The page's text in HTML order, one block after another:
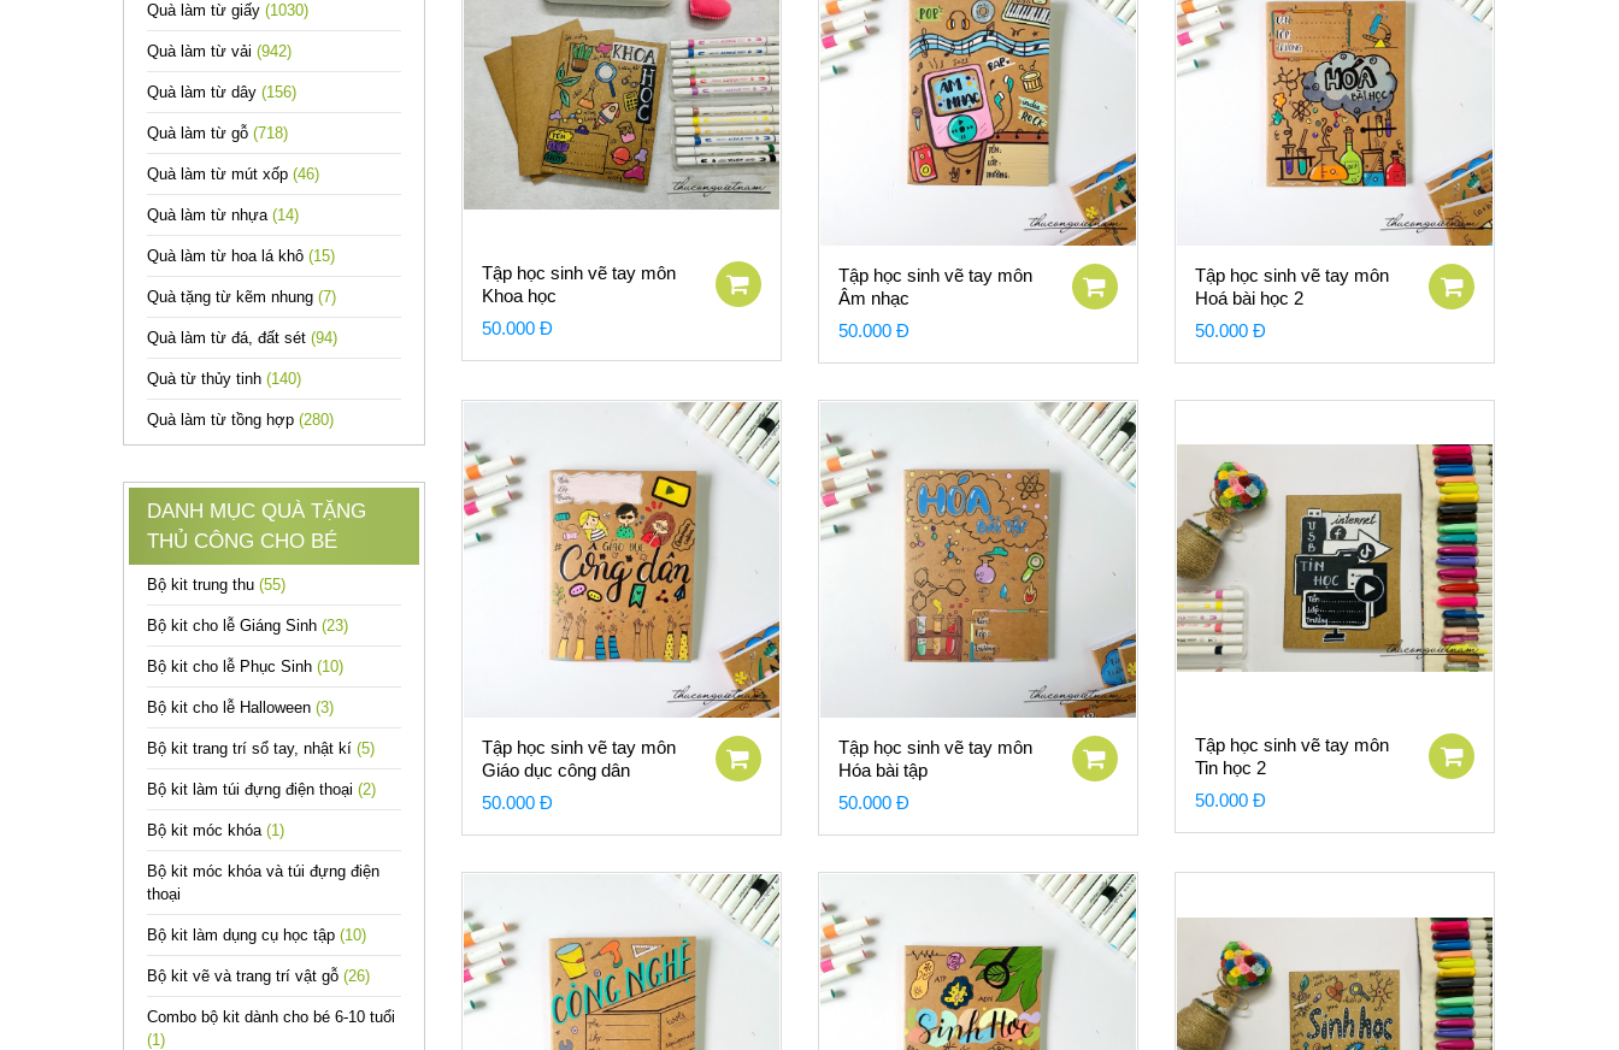
Quà làm từ giấy (1030)
Quà làm từ vải (942)
Quà làm từ dây (156)
Quà làm từ gỗ (718)
Quà làm từ mút xốp (46)
Quà làm từ nhựa (14)
Quà làm từ hoa lá khô (15)
Quà tặng từ kẽm nhung (7)
Quà làm từ đá, đất sét (94)
Quà từ thủy tinh (140)
Quà làm từ tồng hợp (280)
DANH MỤC QUÀ TẶNG
THỦ CÔNG CHO BÉ
Bộ kit trung thu (55)
Bộ kit cho lễ Giáng Sinh (23)
Bộ kit cho lễ Phục Sinh (10)
Bộ kit cho lễ Halloween (3)
Bộ kit trang trí sổ tay, nhật kí (5)
Bộ kit làm túi đựng điện thoại (2)
Bộ kit móc khóa (1)
Bộ kit móc khóa và túi đựng điện
thoại
Bộ kit làm dụng cụ học tập (10)
Bộ kit vẽ và trang trí vật gỗ (26)
Combo bộ kit dành cho bé 6-10 tuổi
(1)
Tập học sinh vẽ tay môn
Khoa học
50.000 Đ
Tập học sinh vẽ tay môn
Âm nhạc
50.000 Đ
Tập học sinh vẽ tay môn
Hoá bài học 2
50.000 Đ
Tập học sinh vẽ tay môn
Giáo dục công dân
50.000 Đ
Tập học sinh vẽ tay môn
Hóa bài tập
50.000 Đ
Tập học sinh vẽ tay môn
Tin học 2
50.000 Đ